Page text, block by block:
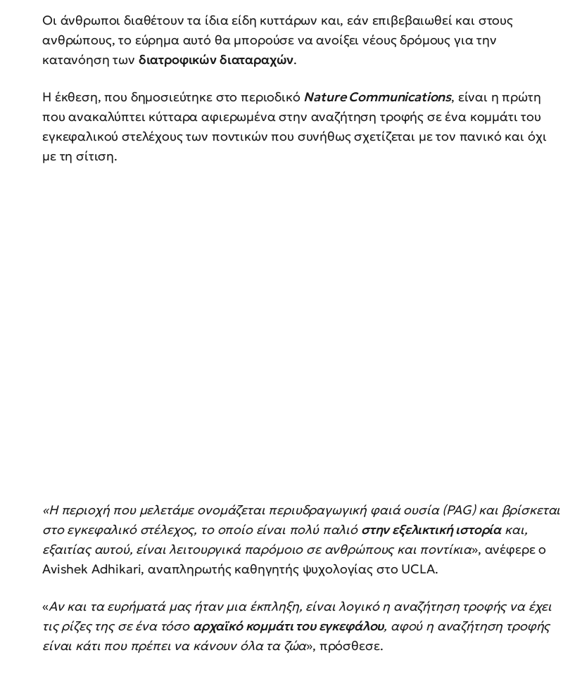
Οι άνθρωποι διαθέτουν τα ίδια είδη κυττάρων και, εάν επιβεβαιωθεί και στους
ανθρώπους, το εύρημα αυτό θα μπορούσε να ανοίξει νέους δρόμους για την
κατανόηση των διατροφικών διαταραχών.
Η έκθεση, που δημοσιεύτηκε στο περιοδικό Nature Communications, είναι η πρώτη
που ανακαλύπτει κύτταρα αφιερωμένα στην αναζήτηση τροφής σε ένα κομμάτι του
εγκεφαλικού στελέχους των ποντικών που συνήθως σχετίζεται με τον πανικό και όχι
με τη σίτιση.
«Η περιοχή που μελετάμε ονομάζεται περιυδραγωγική φαιά ουσία (PAG) και βρίσκεται
στο εγκεφαλικό στέλεχος, το οποίο είναι πολύ παλιό στην εξελικτική ιστορίακαι,
εξαιτίας αυτού, είναι λειτουργικά παρόμοιο σε ανθρώπους και ποντίκια», ανέφερε ο
Avishek Adhikari, αναπληρωτής καθηγητής ψυχολογίας στο UCLA.
«Αν και τα ευρήματά μας ήταν μια έκπληξη, είναι λογικό η αναζήτηση τροφής να έχει
τις ρίζες της σε ένα τόσο αρχαϊκό κομμάτι του εγκεφάλου, αφού η αναζήτηση τροφής
είναι κάτι που πρέπει να κάνουν όλα τα ζώα», πρόσθεσε.